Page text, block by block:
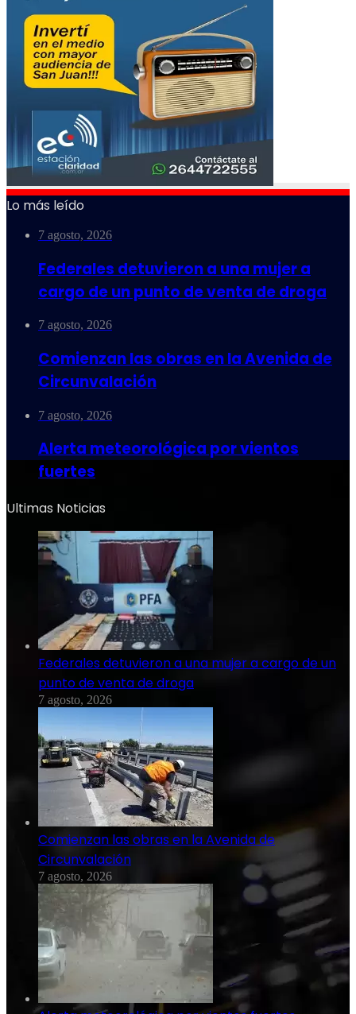
Lo más leído
7 agosto, 2026
Federales detuvieron a una mujer a
cargo de un punto de venta de droga
7 agosto, 2026
Comienzan las obras en la Avenida de
Circunvalación
7 agosto, 2026
Alerta meteorológica por vientos
fuertes
Ultimas Noticias
Federales detuvieron a una mujer a cargo de un
punto de venta de droga
7 agosto, 2026
Comienzan las obras en la Avenida de
Circunvalación
7 agosto, 2026